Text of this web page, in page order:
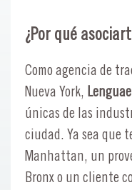
¿Por qué
Como agencia de
Nueva York, Lenguae
únicas de las
ciudad. Ya sea que
Manhattan, un
Bronx o un cliente